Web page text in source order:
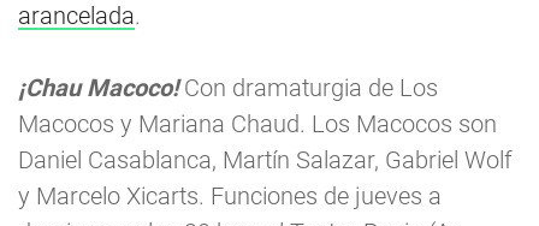
arancelada.
¡Chau Macoco!Con dramaturgia de Los
Macocos y Mariana Chaud. Los Macocos son
Daniel Casablanca, Martín Salazar, Gabriel Wolf
y Marcelo Xicarts. Funciones de jueves a